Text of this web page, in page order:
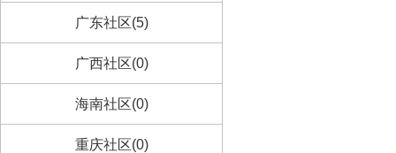
广东社区(5)
广西社区(0)
海南社区(0)
重庆社区(0)